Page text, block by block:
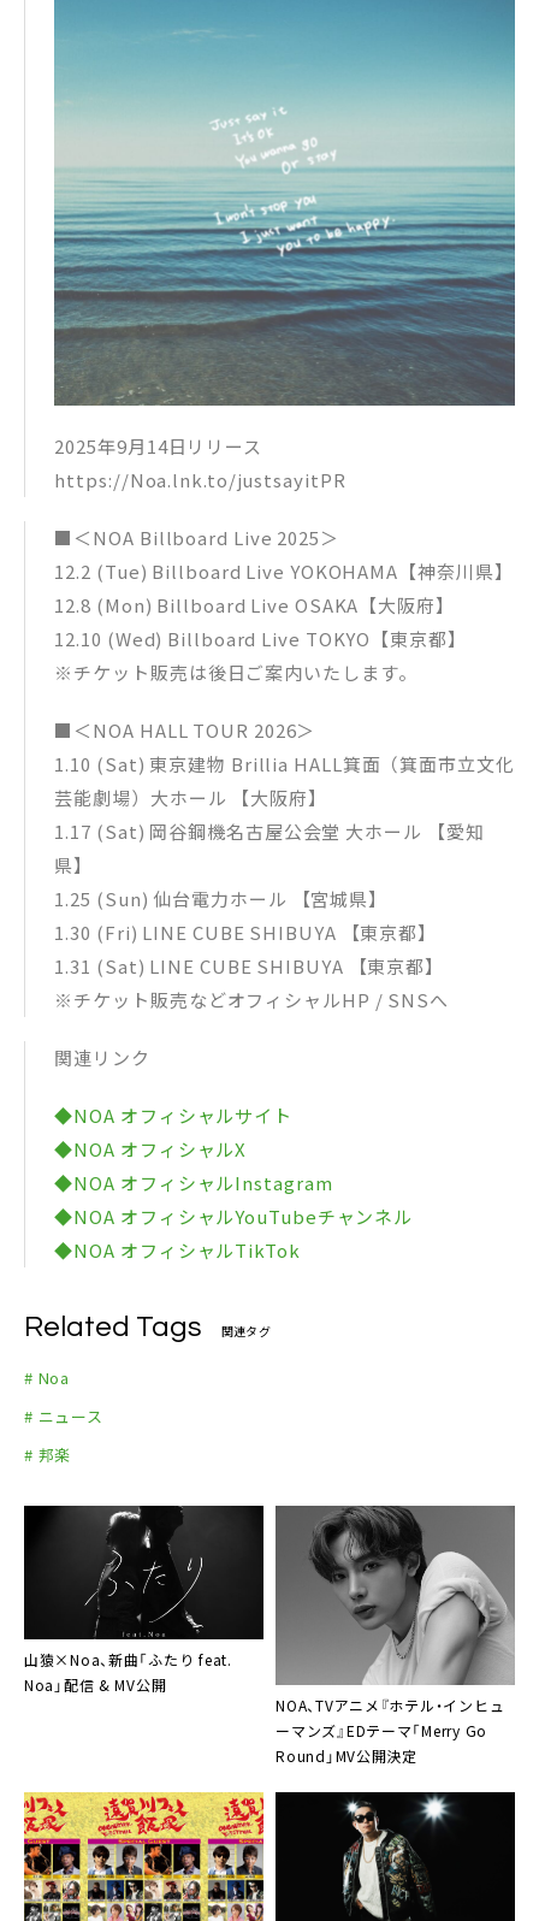
2025年9月14日リリース
https://Noa.lnk.to/justsayitPR
■＜NOA Billboard Live 2025＞
12.2 (Tue) Billboard Live YOKOHAMA【神奈川県】
12.8 (Mon) Billboard Live OSAKA【大阪府】
12.10 (Wed) Billboard Live TOKYO【東京都】
※チケット販売は後日ご案内いたします。
■＜NOA HALL TOUR 2026＞
1.10 (Sat) 東京建物 Brillia HALL箕面（箕面市立文化
芸能劇場）大ホール 【大阪府】
1.17 (Sat) 岡谷鋼機名古屋公会堂 大ホール 【愛知
県】
1.25 (Sun) 仙台電力ホール 【宮城県】
1.30 (Fri) LINE CUBE SHIBUYA 【東京都】
1.31 (Sat) LINE CUBE SHIBUYA 【東京都】
※チケット販売などオフィシャルHP / SNSへ
関連リンク
◆NOA オフィシャルサイト
◆NOA オフィシャルX
◆NOA オフィシャルInstagram
◆NOA オフィシャルYouTubeチャンネル
◆NOA オフィシャルTikTok
Related Tags 関連タグ
# Noa
# ニュース
# 邦楽
山猿×Noa、新曲「ふたり feat.
Noa」配信 & MV公開
NOA、TVアニメ『ホテル・インヒュ
ーマンズ』EDテーマ「Merry Go
Round」MV公開決定